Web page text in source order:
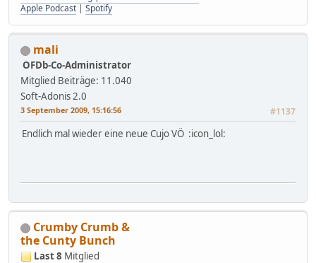
Apple Podcast | Spotify
mali
OFDb-Co-Administrator
Mitglied Beiträge: 11.040
Soft-Adonis 2.0
3 September 2009, 15:16:56 #1137
Endlich mal wieder eine neue Cujo VÖ :icon_lol:
Crumby Crumb &
the Cunty Bunch
Last 8 Mitglied